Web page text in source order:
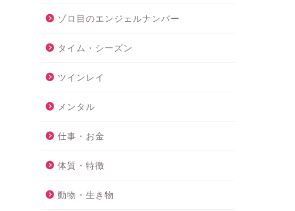
ゾロ目のエンジェルナンバー
タイム・シーズン
ツインレイ
メンタル
仕事・お金
体質・特徴
動物・生き物